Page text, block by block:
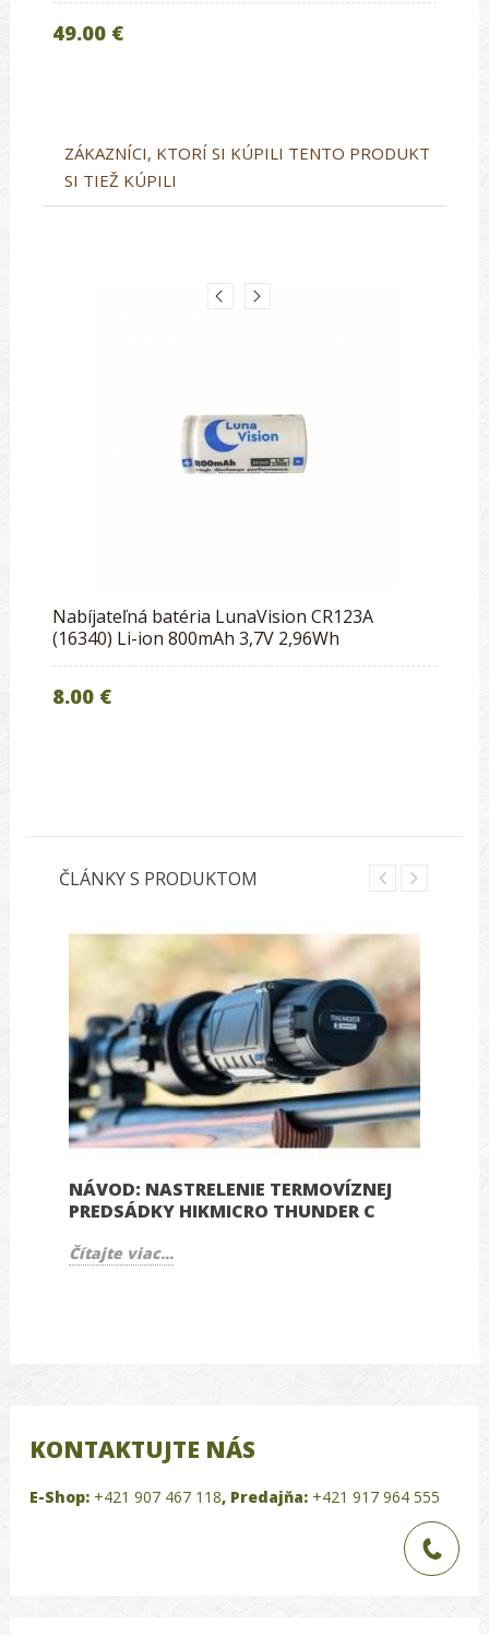
49.00 €
ZÁKAZNÍCI, KTORÍ SI KÚPILI TENTO PRODUKT
SI TIEŽ KÚPILI
Nabíjateľná batéria LunaVision CR123A
(16340) Li-ion 800mAh 3,7V 2,96Wh
8.00 €
ČLÁNKY S PRODUKTOM
NÁVOD: NASTRELENIE TERMOVÍZNEJ
PREDSÁDKY HIKMICRO THUNDER C
Čítajte viac...
KONTAKTUJTE NÁS
E-Shop: +421 907 467 118, Predajňa: +421 917 964 555